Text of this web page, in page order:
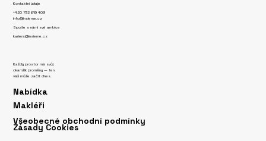
Každý prostor má svůj
okamžik proměny — ten
váš může začít dnes.
Nabídka
Makléři
Všeobecné obchodní podmínky
Zásady Cookies
+420 732 619 409
info@insieme.cz
Kontaktní údaje
Spojte s námi své ambice
kariera@insieme.cz